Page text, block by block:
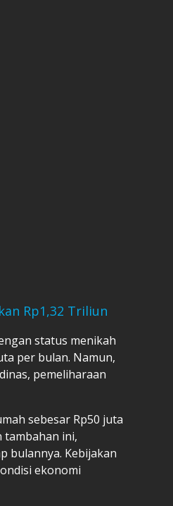
Rp1,32 Triliun
status menikah
per bulan. Namun,
pemeliharaan
sebesar Rp50 juta
tambahan ini,
bulannya. Kebijakan
ekonomi